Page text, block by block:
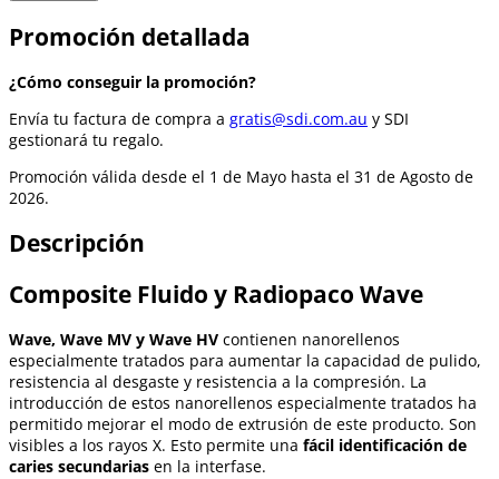
Promoción detallada
¿Cómo conseguir la promoción?
Envía tu factura de compra a gratis@sdi.com.au y SDI
gestionará tu regalo.
Promoción válida desde el 1 de Mayo hasta el 31 de Agosto de
2026.
Descripción
Composite Fluido y Radiopaco Wave
Wave, Wave MV y Wave HV contienen nanorellenos
especialmente tratados para aumentar la capacidad de pulido,
resistencia al desgaste y resistencia a la compresión. La
introducción de estos nanorellenos especialmente tratados ha
permitido mejorar el modo de extrusión de este producto. Son
visibles a los rayos X. Esto permite una fácil identificación de
caries secundarias en la interfase.